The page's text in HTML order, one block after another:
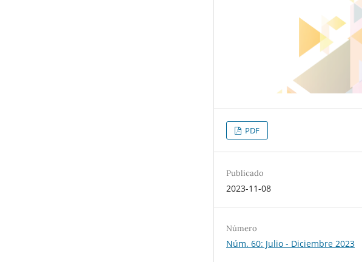
PDF
Publicado
2023-11-08
Número
Núm. 60: Julio - Diciembre 2023